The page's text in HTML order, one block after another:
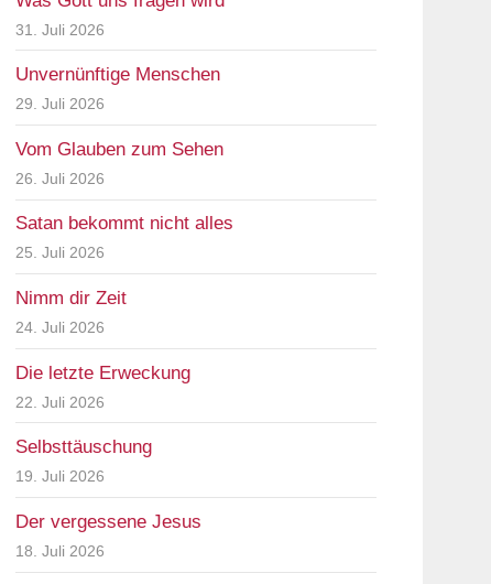
31. Juli 2026
Unvernünftige Menschen
29. Juli 2026
Vom Glauben zum Sehen
26. Juli 2026
Satan bekommt nicht alles
25. Juli 2026
Nimm dir Zeit
24. Juli 2026
Die letzte Erweckung
22. Juli 2026
Selbsttäuschung
19. Juli 2026
Der vergessene Jesus
18. Juli 2026